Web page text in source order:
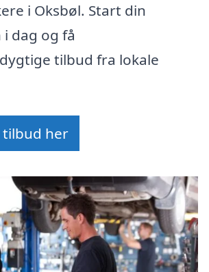
i Oksbøl. Start din
dag og få
tilbud fra lokale
tilbud her